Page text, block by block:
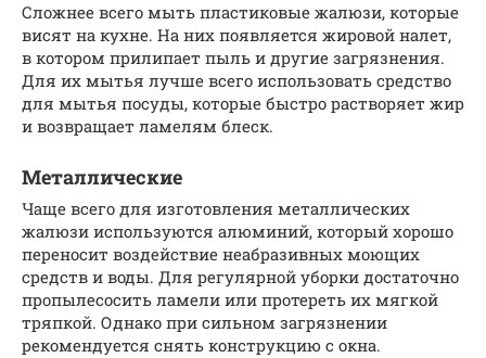
Сложнее всего мыть пластиковые жалюзи, которые
висят на кухне. На них появляется жировой налет,
в котором прилипает пыль и другие загрязнения.
Для их мытья лучше всего использовать средство
для мытья посуды, которые быстро растворяет жир
и возвращает ламелям блеск.
Металлические
Чаще всего для изготовления металлических
жалюзи используются алюминий, который хорошо
переносит воздействие неабразивных моющих
средств и воды. Для регулярной уборки достаточно
пропылесосить ламели или протереть их мягкой
тряпкой. Однако при сильном загрязнении
рекомендуется снять конструкцию с окна.